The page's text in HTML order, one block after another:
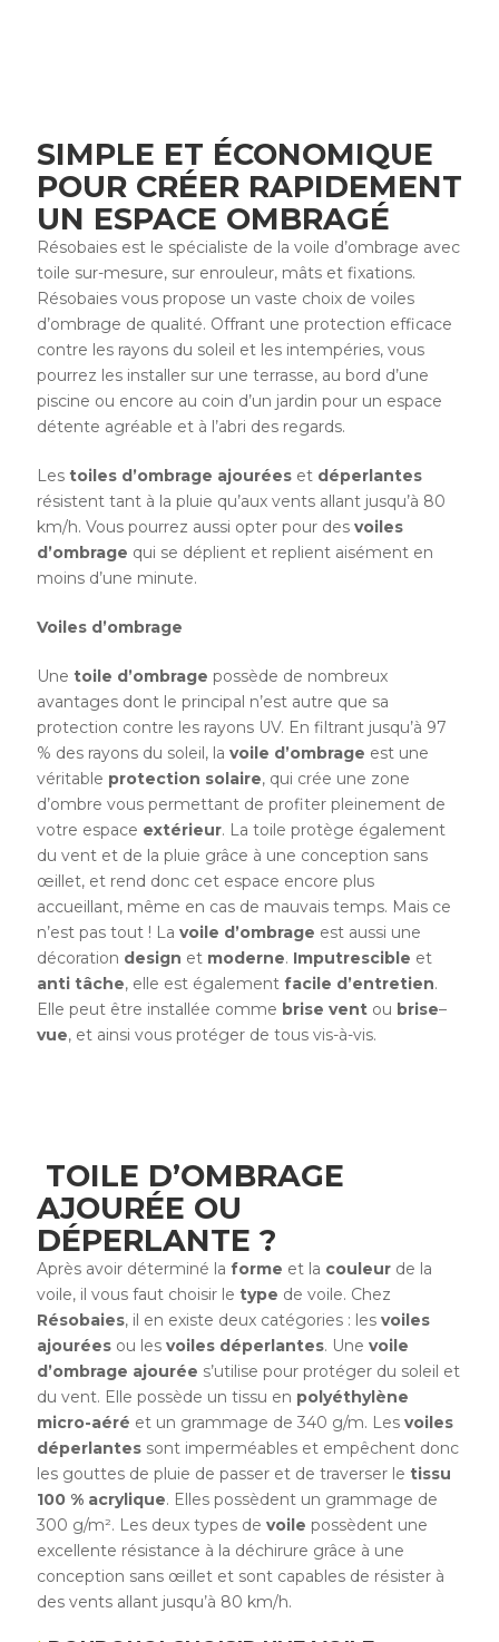
SIMPLE ET ÉCONOMIQUE
POUR CRÉER RAPIDEMENT
UN ESPACE OMBRAGÉ
Résobaies est le spécialiste de la voile d’ombrage avec
toile sur-mesure, sur enrouleur, mâts et fixations.
Résobaies vous propose un vaste choix de voiles
d’ombrage de qualité. Offrant une protection efficace
contre les rayons du soleil et les intempéries, vous
pourrez les installer sur une terrasse, au bord d’une
piscine ou encore au coin d’un jardin pour un espace
détente agréable et à l’abri des regards.
Les toiles d’ombrage ajourées et déperlantes
résistent tant à la pluie qu’aux vents allant jusqu’à 80
km/h. Vous pourrez aussi opter pour des voiles
d’ombrage qui se déplient et replient aisément en
moins d’une minute.
Voiles d’ombrage
Une toile d’ombrage possède de nombreux
avantages dont le principal n’est autre que sa
protection contre les rayons UV. En filtrant jusqu’à 97
% des rayons du soleil, la voile d’ombrage est une
véritable protection solaire, qui crée une zone
d’ombre vous permettant de profiter pleinement de
votre espace extérieur. La toile protège également
du vent et de la pluie grâce à une conception sans
œillet, et rend donc cet espace encore plus
accueillant, même en cas de mauvais temps. Mais ce
n’est pas tout ! La voile d’ombrage est aussi une
décoration design et moderne. Imputrescible et
anti tâche, elle est également facile d’entretien.
Elle peut être installée comme brise vent ou brise–
vue, et ainsi vous protéger de tous vis-à-vis.
TOILE D’OMBRAGE
AJOURÉE OU
DÉPERLANTE ?
Après avoir déterminé la forme et la couleur de la
voile, il vous faut choisir le type de voile. Chez
Résobaies, il en existe deux catégories : les voiles
ajourées ou les voiles déperlantes. Une voile
d’ombrage ajourée s’utilise pour protéger du soleil et
du vent. Elle possède un tissu en polyéthylène
micro-aéré et un grammage de 340 g/m. Les voiles
déperlantes sont imperméables et empêchent donc
les gouttes de pluie de passer et de traverser le tissu
100 % acrylique. Elles possèdent un grammage de
300 g/m². Les deux types de voile possèdent une
excellente résistance à la déchirure grâce à une
conception sans œillet et sont capables de résister à
des vents allant jusqu’à 80 km/h.